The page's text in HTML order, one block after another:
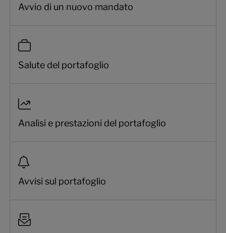
Avvio di un nuovo mandato
Salute del portafoglio
Analisi e prestazioni del portafoglio
Avvisi sul portafoglio